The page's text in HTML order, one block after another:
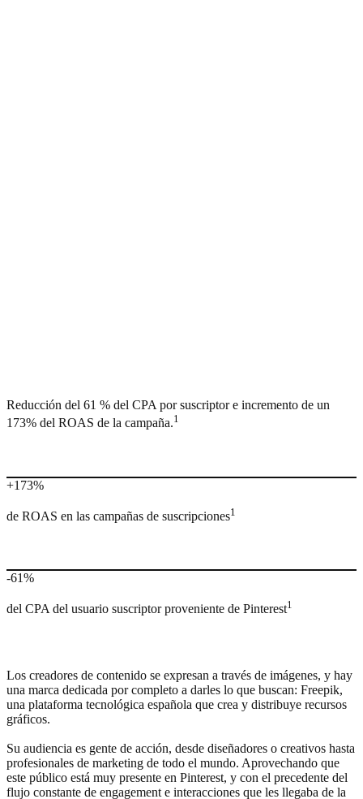
Reducción del 61 % del CPA por suscriptor e incremento de un
173% del ROAS de la campaña.1
+173%
de ROAS en las campañas de suscripciones1
-61%
del CPA del usuario suscriptor proveniente de Pinterest1
Los creadores de contenido se expresan a través de imágenes, y hay
una marca dedicada por completo a darles lo que buscan: Freepik,
una plataforma tecnológica española que crea y distribuye recursos
gráficos.
Su audiencia es gente de acción, desde diseñadores o creativos hasta
profesionales de marketing de todo el mundo. Aprovechando que
este público está muy presente en Pinterest, y con el precedente del
flujo constante de engagement e interacciones que les llegaba de la